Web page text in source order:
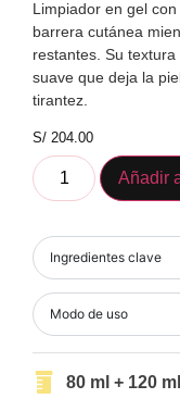
Limpiador en gel
barrera cutánea
restantes. Su
suave que deja la
tirantez.
S/ 204.00
Añadir
Ingredientes clave
Modo de uso
80 ml + 120 ml